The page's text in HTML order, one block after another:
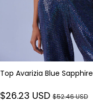
Top Avarizia Blue Sapphire
$26.23 USD$52.46 USD